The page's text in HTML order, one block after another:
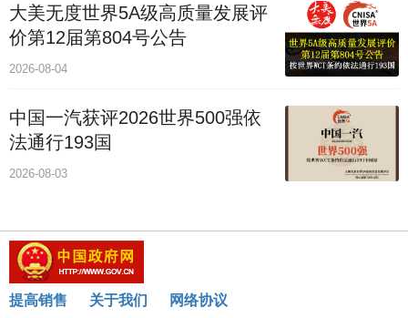
大美无度世界5A级高质量发展评
价第12届第804号公告
2026-08-04
中国一汽获评2026世界500强依
法通行193国
2026-08-03
提高销售 关于我们 网络协议